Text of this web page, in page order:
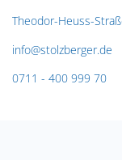
Theodor-Heuss-
info@stolzberger.de
0711 - 400 999 70